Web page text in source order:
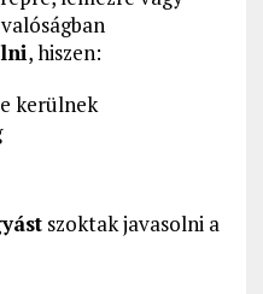
, hiszen:
kerülnek
szoktak javasolni a